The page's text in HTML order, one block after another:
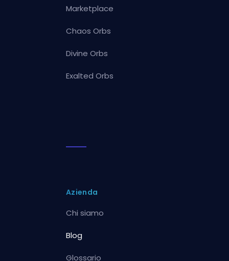
Marketplace
Chaos Orbs
Divine Orbs
Exalted Orbs
Azienda
Chi siamo
Blog
Glossario